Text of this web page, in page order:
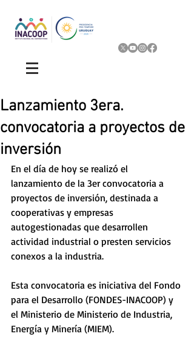
Lanzamiento 3era.
convocatoria a proyectos de
inversión
En el día de hoy se realizó el
lanzamiento de la 3er convocatoria a
proyectos de inversión, destinada a
cooperativas y empresas
autogestionadas que desarrollen
actividad industrial o presten servicios
conexos a la industria.
Esta convocatoria es iniciativa del Fondo
para el Desarrollo (FONDES-INACOOP) y
el Ministerio de Ministerio de Industria,
Energía y Minería (MIEM).